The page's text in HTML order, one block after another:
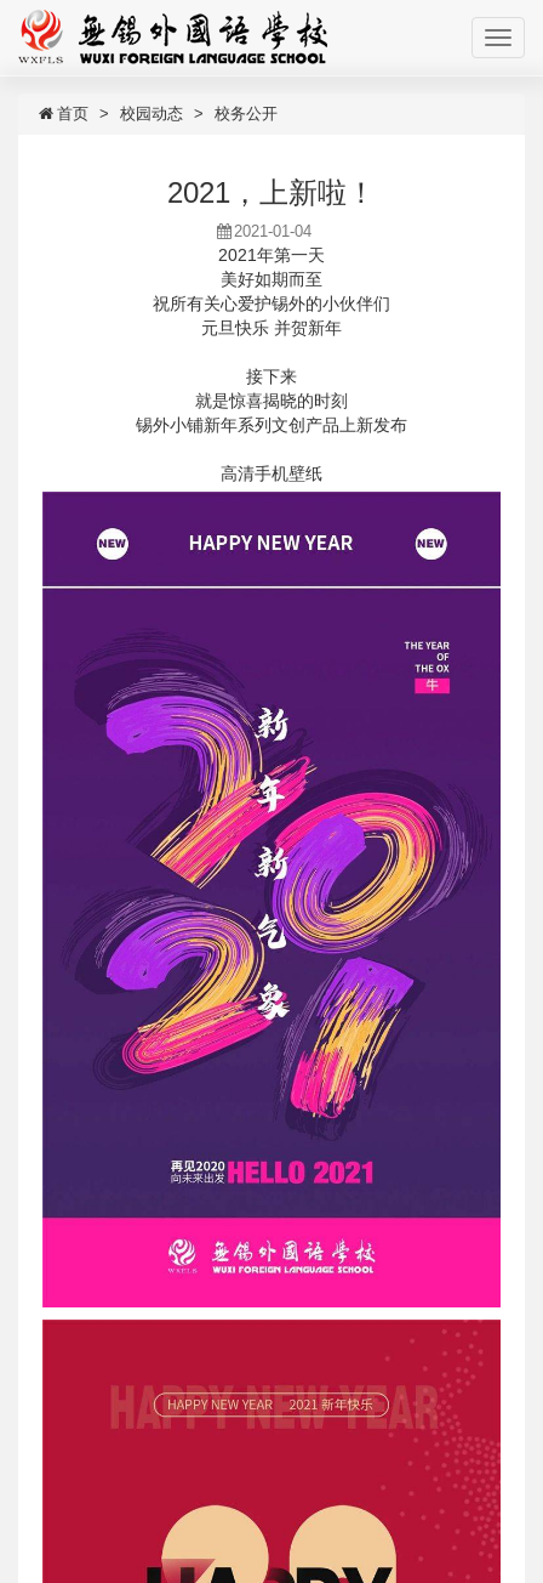
首页 校园动态 校务公开
2021，上新啦！
2021-01-04
2021年第一天
美好如期而至
祝所有关心爱护锡外的小伙伴们
元旦快乐 并贺新年
接下来
就是惊喜揭晓的时刻
锡外小铺新年系列文创产品上新发布
高清手机壁纸